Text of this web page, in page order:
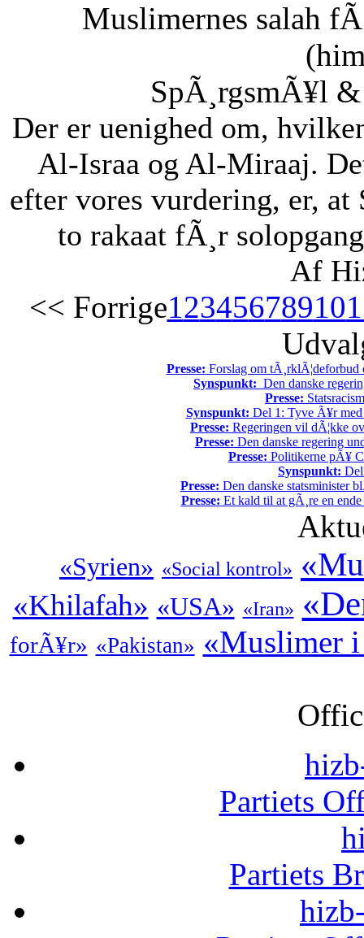
Muslimernes salah
SpÃ¸rgsmÃ¥l
Der er uenighed om,
Al-Israa og Al-Miraaj.
efter vores vurdering, er, at
to rakaat fÃ¸r
Af
<< Forrige12345678910
Presse: Forslag om tÃ¸rklÃ¦deforbud
Synspunkt: Den danske
Presse:
Synspunkt: Del 1: Tyve Ã¥r med
Presse: Regeringen vil dÃ¦kke
Presse: Den danske regering
Presse: Politikerne pÃ¥
Synspunkt:
Presse: Den danske statsminister
Presse: Et kald til at gÃ¸re en
«Syrien» «Social kontrol»
«Khilafah» «USA» «Iran»
forÃ¥r» «Pakistan» «Muslimer i
Partiets
Partiets